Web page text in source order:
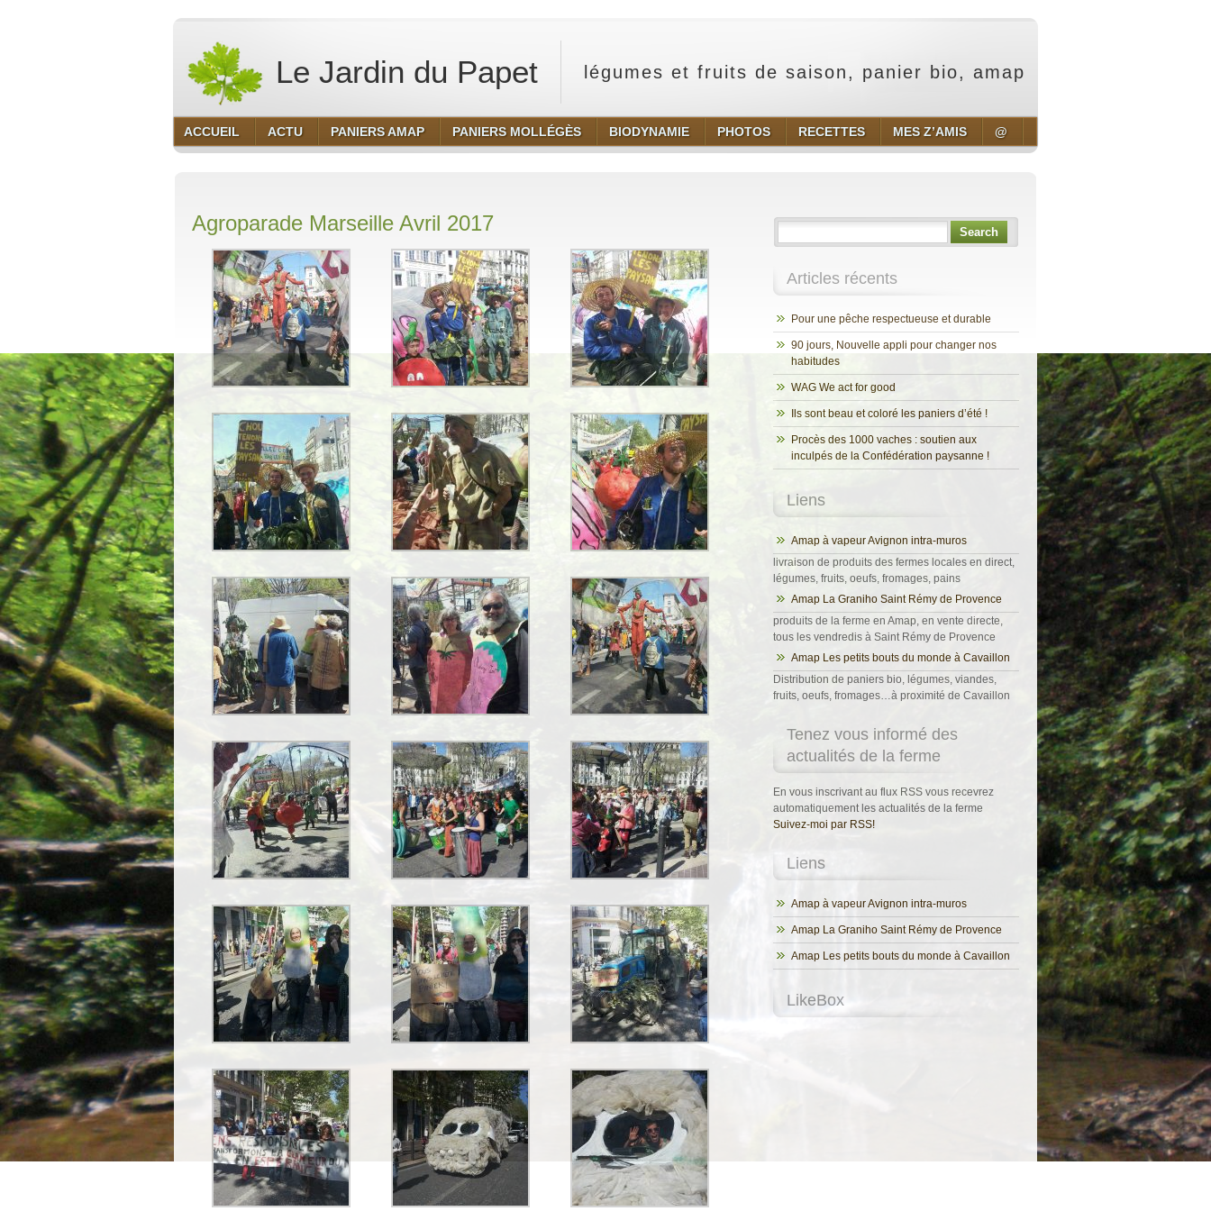
Le Jardin du Papet légumes et fruits de saison, panier bio, amap
ACCUEIL ACTU PANIERS AMAP PANIERS MOLLÉGÈS BIODYNAMIE PHOTOS RECETTES MES Z’AMIS @
Agroparade Marseille Avril 2017 Search
Articles récents
Pour une pêche respectueuse et durable
90 jours, Nouvelle appli pour changer nos
habitudes
WAG We act for good
Ils sont beau et coloré les paniers d’été !
Procès des 1000 vaches : soutien aux
inculpés de la Confédération paysanne !
Liens
Amap à vapeur Avignon intra-muros
livraison de produits des fermes locales en direct,
légumes, fruits, oeufs, fromages, pains
Amap La Graniho Saint Rémy de Provence
produits de la ferme en Amap, en vente directe,
tous les vendredis à Saint Rémy de Provence
Amap Les petits bouts du monde à Cavaillon
Distribution de paniers bio, légumes, viandes,
fruits, oeufs, fromages…à proximité de Cavaillon
Tenez vous informé des
actualités de la ferme
En vous inscrivant au flux RSS vous recevrez
automatiquement les actualités de la ferme
Suivez-moi par RSS!
Liens
Amap à vapeur Avignon intra-muros
Amap La Graniho Saint Rémy de Provence
Amap Les petits bouts du monde à Cavaillon
LikeBox